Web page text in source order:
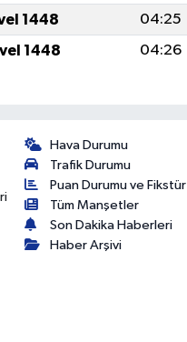
1448 04:25
1448 04:26
Hava Durumu
Trafik Durumu
Puan Durumu ve Fikstür
Tüm Manşetler
Son Dakika Haberleri
Haber Arşivi